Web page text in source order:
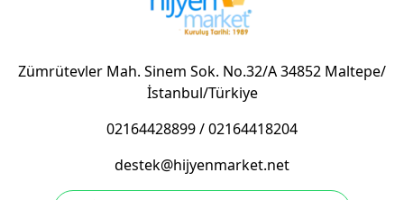
Zümrütevler Mah. Sinem Sok. No.32/A 34852 Maltepe/
İstanbul/Türkiye
02164428899/02164418204
destek@hijyenmarket.net